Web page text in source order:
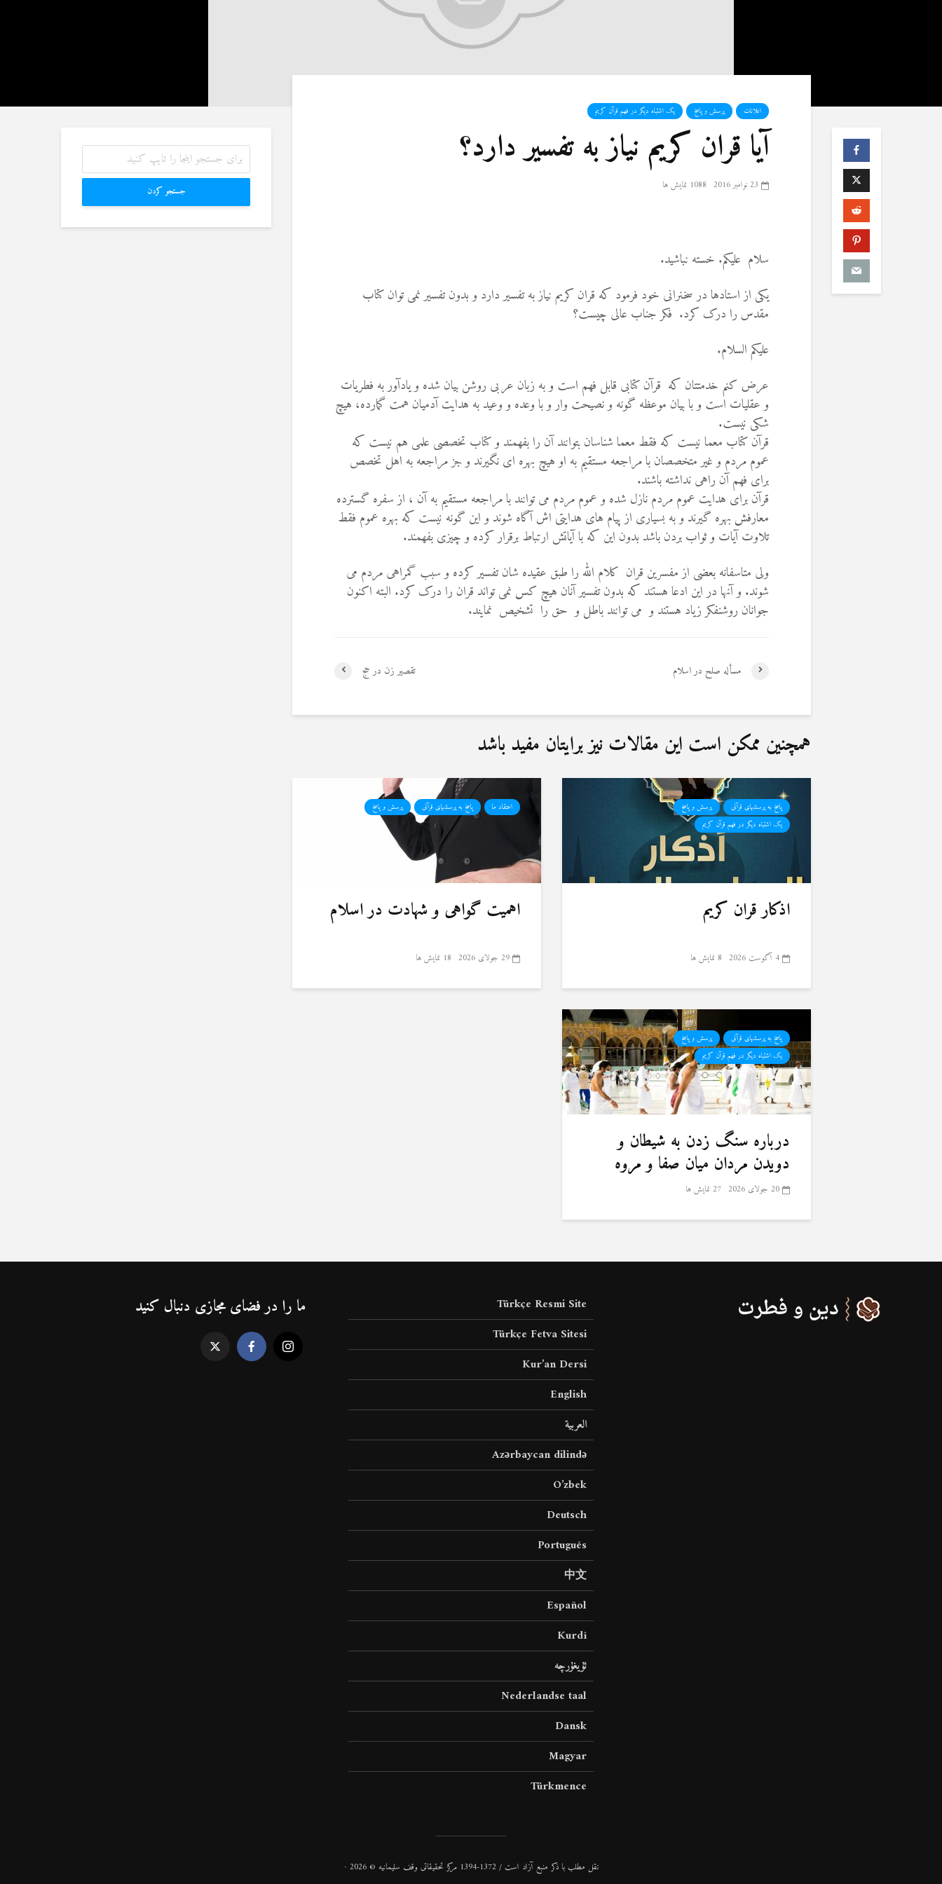
اعلانات پرسش و پاسخ یک اشتباه دیگر در فهم قرآن کریم
آیا قران کریم نیاز به تفسیر دارد؟
23 نوامبر 2016 1088 نمایش ها
سلام علیکم. خسته نباشید.
یکی از استادها در سخنرانی خود فرمود که قران کریم نیاز به تفسیر دارد و بدون تفسیر نمی توان کتاب
مقدس را درک کرد. فکر جناب عالی چیست؟
علیکم السلام.
عرض کنم خدمتتان که قرآن کتابی قابل فهم است و به زبان عربی روشن بیان شده و یادآور به فطریات
و عقلیات است و با بیان موعظه گونه و نصیحت وار و با وعده و وعید به هدایت آدمیان همت گمارده، هیچ
شکی نیست.
قرآن کتاب معما نیست که فقط معما شناسان بتوانند آن را بفهمند و کتاب تخصصی علمی هم نیست که
عموم مردم و غیر متخصصان با مراجعه مستقیم به او هیچ بهره ای نگیرند و جز مراجعه به اهل تخصص
برای فهم آن راهی نداشته باشند.
قرآن برای هدایت عموم مردم نازل شده و عموم مردم می توانند با مراجعه مستقیم به آن ، از سفره گسترده
معارفش بهره گیرند و به بسیاری از پیام های هدایتی اش آگاه شوند و این گونه نیست که بهره عموم فقط
تلاوت آیات و ثواب بردن باشد بدون این که با آیاتش ارتباط برقرار کرده و چیزی بفهمند.
ولی متاسفانه بعضی از مفسرین قران کلام الله را طبق عقیده شان تفسیر کرده و سبب گمراهی مردم می
شوند. و آنها در این ادعا هستند که بدون تفسیر آنان هیچ کس نمی تواند قران را درک کرد. البته اکنون
جوانان روشنفکر زیاد هستند و می توانند باطل و حق را تشخیص نمایند.
تقصیر زن در حج مسأله صلح در اسلام
همچنین ممکن است این مقالات نیز برایتان مفید باشد
پاسخ به پرسشهای قرآنی
پرسش و پاسخ
یک اشتباه دیگر در فهم قرآن کریم
اذکار قران کریم
4 آگوست 2026 8 نمایش ها
اعتقاد ما پاسخ به پرسشهای قرآنی پرسش و پاسخ
اهمیت گواهی و شهادت در اسلام
29 جولای 2026 18 نمایش ها
پاسخ به پرسشهای قرآنی
پرسش و پاسخ
یک اشتباه دیگر در فهم قرآن کریم
درباره سنگ زدن به شیطان و
دویدن مردان میان صفا و مروه
20 جولای 2026 27 نمایش ها
جستجو کردن
Türkçe Resmi Site
Türkçe Fetva Sitesi
Kur’an Dersi
English
العربية
Azərbaycan dilində
O’zbek
Deutsch
Português
中文
Español
Kurdî
ئۇيغۇرچە
Nederlandse taal
Dansk
Magyar
Türkmence
ما را در فضای مجازی دنبال کنید
نقل مطلب با ذكر منبع آزاد است / 1372-1394 مركز تحقیقاتی وقف سلیمانیه © 2026 ·
19 جولای 2026
4 جولای 2026
15 نمایش ها